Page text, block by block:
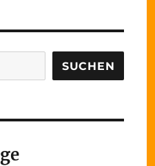
SUCHEN